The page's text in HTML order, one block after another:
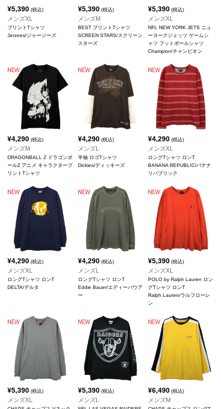
¥5,390 (税込)
メンズXL
プリントTシャツ
Jerzees/ジャージーズ
¥5,390(税込)
メンズM
BEST プリントTシャツ
SCREEN STARS/スクリーン
スターズ
¥5,390 (税込)
メンズXL
NFL NEW YORK JETS ニュ
ーヨークジェッツ ゲームシ
ャツ フットボールシャツ
Champion/チャンピオン
¥4,290 (税込)
メンズM
DRAGONBALL Z ドラゴンボ
ールZ アニメ キャラクタープ
リントTシャツ
¥4,290(税込)
メンズL
半袖 ロゴTシャツ
Dickies/ディッキーズ
¥4,290 (税込)
メンズXL
ロングTシャツ ロンT
BANANA REPUBLIC/バナナ
リパブリック
¥4,290 (税込)
メンズXL
ロングTシャツ ロンT
DELTA/デルタ
¥4,290(税込)
メンズL
ロングTシャツ ロンT
Eddie Bauer/エディーバウア
ー
¥5,390 (税込)
メンズXL
POLO by Ralph Lauren ロン
グTシャツ ロンT
Ralph Lauren/ラルフローレ
ン
¥5,390 (税込)
メンズXL
¥5,390(税込)
メンズL
¥6,490 (税込)
メンズM